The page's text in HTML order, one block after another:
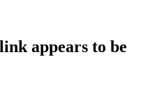
appears to be